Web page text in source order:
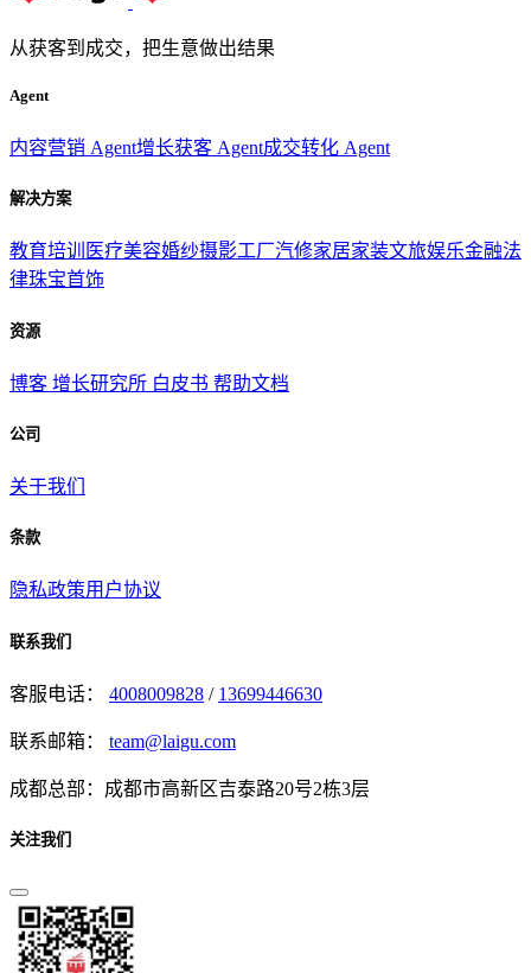
从获客到成交，把生意做出结果
Agent
内容营销 Agent增长获客 Agent成交转化 Agent
解决方案
教育培训 医疗美容婚纱摄影工厂汽修家居家装文旅娱乐金融法
律珠宝首饰
资源
博客 增长研究所 白皮书 帮助文档
公司
关于我们
条款
隐私政策用户协议
联系我们
客服电话： 4008009828 / 13699446630
联系邮箱： team@laigu.com
成都总部：成都市高新区吉泰路20号2栋3层
关注我们